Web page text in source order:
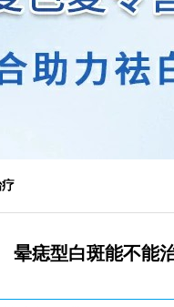
晕痣型白斑能不能